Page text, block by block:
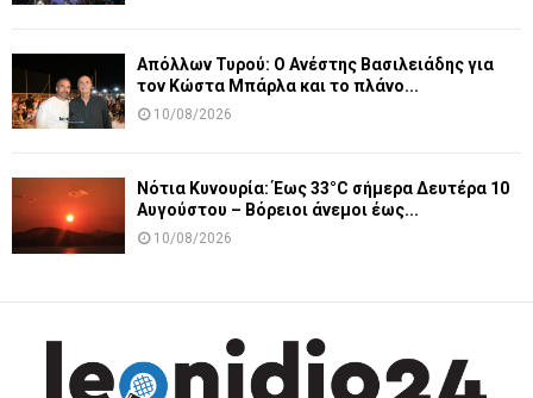
Απόλλων Τυρού: Ο Ανέστης Βασιλειάδης για
τον Κώστα Μπάρλα και το πλάνο...
10/08/2026
Νότια Κυνουρία: Έως 33°C σήμερα Δευτέρα 10
Αυγούστου – Βόρειοι άνεμοι έως...
10/08/2026